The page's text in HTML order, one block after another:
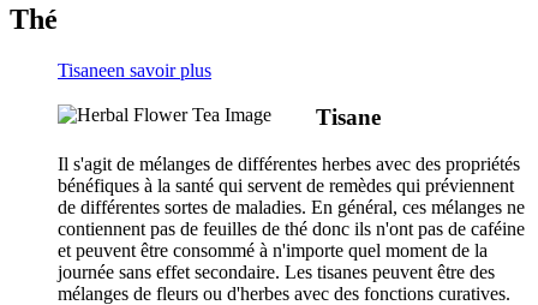
Thé
Tisaneen savoir plus
Tisane
Il s'agit de mélanges de différentes herbes avec des propriétés
bénéfiques à la santé qui servent de remèdes qui préviennent
de différentes sortes de maladies. En général, ces mélanges ne
contiennent pas de feuilles de thé donc ils n'ont pas de caféine
et peuvent être consommé à n'importe quel moment de la
journée sans effet secondaire. Les tisanes peuvent être des
mélanges de fleurs ou d'herbes avec des fonctions curatives.